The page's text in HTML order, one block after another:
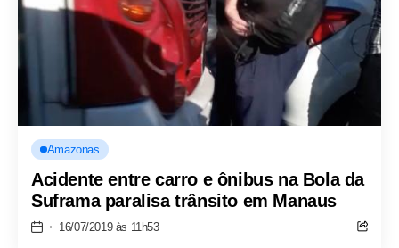
Amazonas
Acidente entre carro e ônibus na Bola da
Suframa paralisa trânsito em Manaus
16/07/2019 às 11h53